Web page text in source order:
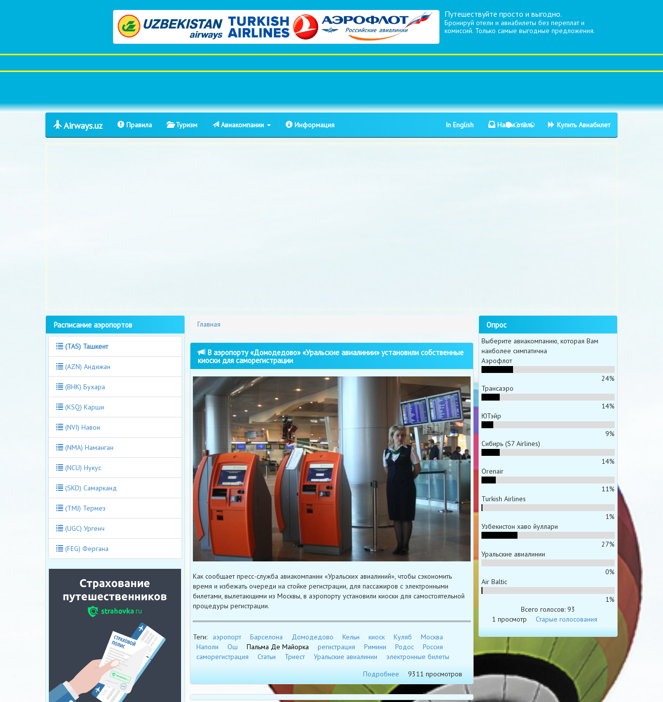
Путешествуйте просто и выгодно.
Бронируй отели и авиабилеты без переплат и
комиссий. Только самые выгодные предложения.
Airways.uz Правила Туризм Авиакомпании Информация In English Найти отель Купить Авиабилет
Главная
В аэропорту «Домодедово» «Уральские авиалинии» установили собственные
киоски для саморегистрации
Как сообщает пресс-служба авиакомпании «Уральских авиалиний», чтобы сэкономить
время и избежать очереди на стойке регистрации, для пассажиров с электронными
билетами, вылетающими из Москвы, в аэропорту установили киоски для самостоятельной
процедуры регистрации.
Теги: аэропорт Барселона Домодедово Кельн киоск Куляб
Москва
Наполи
Ош Пальма Де Майорка регистрация Римини Родос
Россия
саморегистрация
Статьи Триест Уральские авиалинии
электронные билеты
Подробнее
9311 просмотров
Расписание аэропортов
(TAS) Ташкент
(AZN) Андижан
(BHK) Бухара
(KSQ) Карши
(NVI) Навои
(NMA) Наманган
(NCU) Нукус
(SKD) Самарканд
(TMJ) Термез
(UGC) Ургенч
(FEG) Фергана
Опрос
Выберите авиакомпанию, которая Вам
наиболее симпатична
Аэрофлот
24%
Трансаэро
14%
ЮТэйр
9%
Сибирь (S7 Airlines)
14%
Orenair
11%
Turkish Airlines
1%
Узбекистон хаво йуллари
27%
Уральские авиалинии
0%
Air Baltic
1%
Всего голосов: 93
1 просмотр
Старые голосования